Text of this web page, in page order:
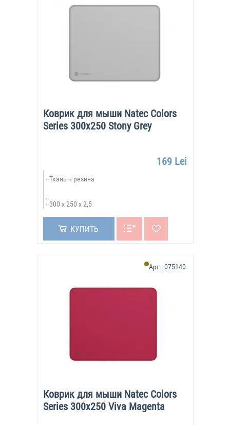
Коврик для мыши Natec Colors
Series 300x250 Stony Grey
169 Lei
Ткань + резина
300 х 250 х 2,5
КУПИТЬ
Коврик для мыши Natec Colors
Series 300x250 Viva Magenta
Арт.:075140